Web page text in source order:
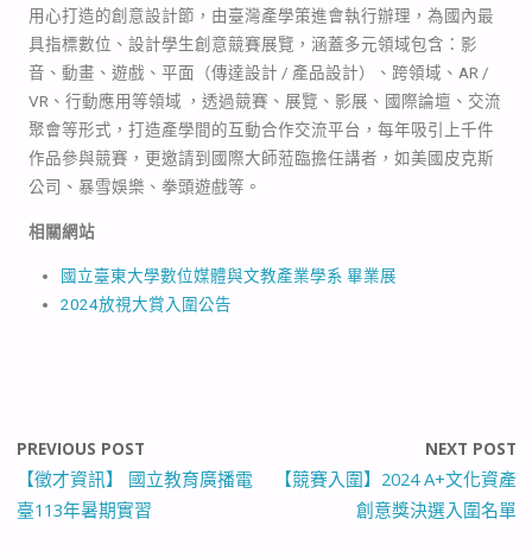
用心打造的創意設計節，由臺灣產學策進會執行辦理，為國內最
具指標數位、設計學生創意競賽展覽，涵蓋多元領域包含：影
音、動畫、遊戲、平面（傳達設計 / 產品設計）、跨領域、AR /
VR、行動應用等領域 ，透過競賽、展覽、影展、國際論壇、交流
聚會等形式，打造產學間的互動合作交流平台，每年吸引上千件
作品參與競賽，更邀請到國際大師蒞臨擔任講者，如美國皮克斯
公司、暴雪娛樂、拳頭遊戲等。
相關網站
國立臺東大學數位媒體與文教產業學系 畢業展
2024放視大賞入圍公告
PREVIOUS POST
【徵才資訊】 國立教育廣播電
臺113年暑期實習
NEXT POST
【競賽入圍】2024 A+文化資產
創意獎決選入圍名單